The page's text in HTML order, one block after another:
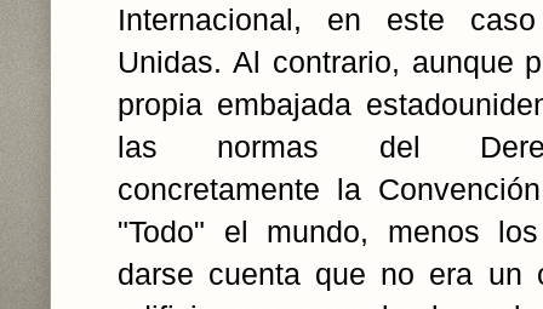
Internacional, en este
Unidas. Al contrario, aunque
propia embajada
las normas del
concretamente la
"Todo" el mundo, menos
darse cuenta que no era un